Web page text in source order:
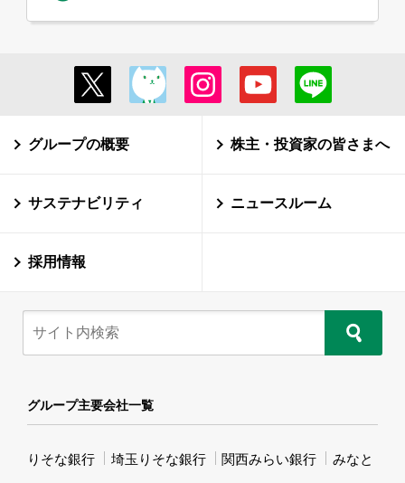
グループの概要 株主・投資家の皆さまへ
サステナビリティ ニュースルーム
採用情報
グループ主要会社一覧
りそな銀行 埼玉りそな銀行 関西みらい銀行 みなと